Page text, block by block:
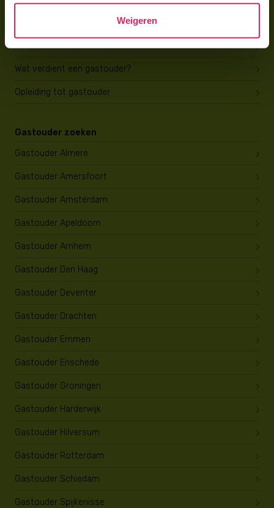
Weigeren
Gastouder worden
Wat verdient een gastouder?
Opleiding tot gastouder
Gastouder zoeken
Gastouder Almere
Gastouder Amersfoort
Gastouder Amsterdam
Gastouder Apeldoorn
Gastouder Arnhem
Gastouder Den Haag
Gastouder Deventer
Gastouder Drachten
Gastouder Emmen
Gastouder Enschede
Gastouder Groningen
Gastouder Harderwijk
Gastouder Hilversum
Gastouder Rotterdam
Gastouder Schiedam
Gastouder Spijkenisse